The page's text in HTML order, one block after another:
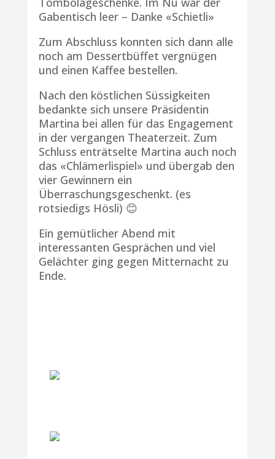
Gabentisch leer – Danke «Schietli»
Zum Abschluss konnten sich dann alle
noch am Dessertbüffet vergnügen
und einen Kaffee bestellen.
Nach den köstlichen Süssigkeiten
bedankte sich unsere Präsidentin
Martina bei allen für das Engagement
in der vergangen Theaterzeit. Zum
Schluss enträtselte Martina auch noch
das «Chlämerlispiel» und übergab den
vier Gewinnern ein
Überraschungsgeschenkt. (es
rotsiedigs Hösli) 😊
Ein gemütlicher Abend mit
interessanten Gesprächen und viel
Gelächter ging gegen Mitternacht zu
Ende.